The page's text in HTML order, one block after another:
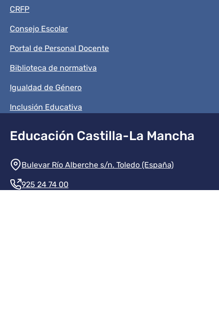
CRFP
Consejo Escolar
Portal de Personal Docente
Biblioteca de normativa
Igualdad de Género
Inclusión Educativa
Educación Castilla-La Mancha
Información de la institución
Bulevar Río Alberche s/n. Toledo (España)
925 24 74 00